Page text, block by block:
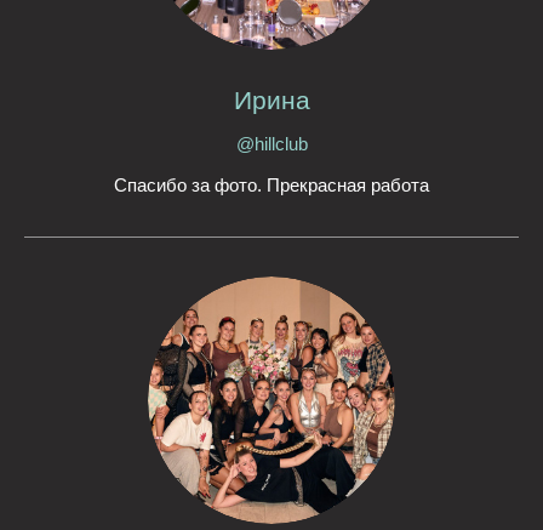
Ирина
@hillclub
Спасибо за фото. Прекрасная работа